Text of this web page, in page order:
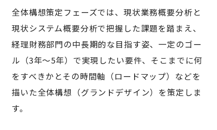
全体構想策定フェーズでは、現状業務概要分析と
現状システム概要分析で把握した課題を踏まえ、
経理財務部門の中長期的な目指す姿、一定のゴー
ル（3年～5年）で実現したい要件、そこまでに何
をすべきかとその時間軸（ロードマップ）などを
描いた全体構想（グランドデザイン）を策定しま
す。